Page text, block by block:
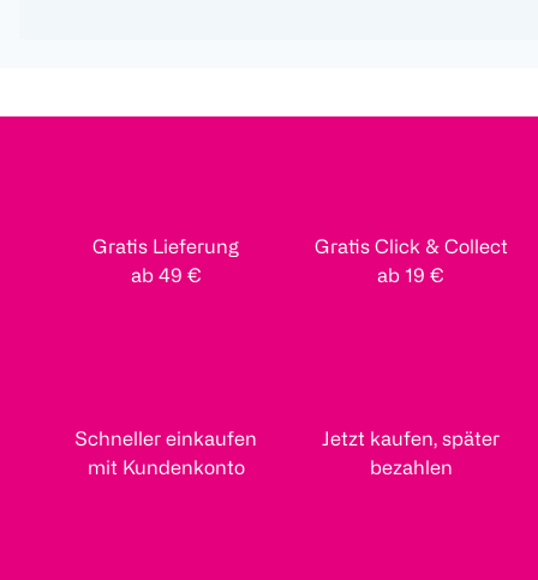
Gratis Lieferung
ab 49 €
Gratis Click & Collect
ab 19 €
Schneller einkaufen
mit Kundenkonto
Jetzt kaufen, später
bezahlen